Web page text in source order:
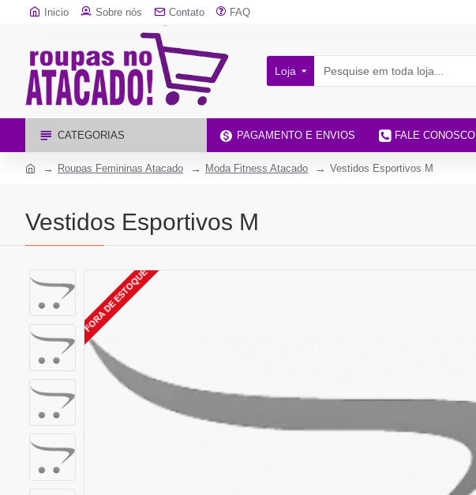
Inicio Sobre nós Contato FAQ
Loja
CATEGORIAS PAGAMENTO E ENVIOS FALE CONOSCO
Roupas Femininas Atacado Moda Fitness Atacado Vestidos Esportivos M
Vestidos Esportivos M
FORA DE ESTOQUE